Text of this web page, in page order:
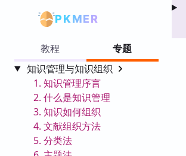
PKMER
教程
专题
知识管理与知识组织
1. 知识管理序言
2. 什么是知识管理
3. 知识如何组织
4. 文献组织方法
5. 分类法